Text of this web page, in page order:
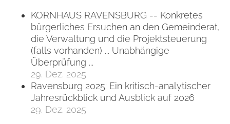
KORNHAUS RAVENSBURG -- Konkretes
bürgerliches Ersuchen an den Gemeinderat,
die Verwaltung und die Projektsteuerung
(falls vorhanden) ... Unabhängige
Überprüfung ...
29. Dez. 2025
Ravensburg 2025: Ein kritisch-analytischer
Jahresrückblick und Ausblick auf 2026
29. Dez. 2025